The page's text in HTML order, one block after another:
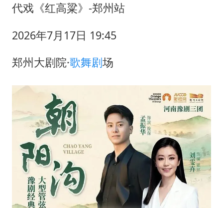
代戏《红高粱》-郑州站
2026年7月17日 19:45
郑州大剧院·歌舞剧场